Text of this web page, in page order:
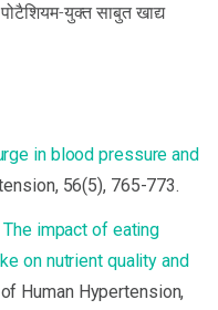
युक्त साबुत खाद्य
in blood pressure and
56(5), 765-773.
The impact of eating
on nutrient quality and
Human Hypertension,